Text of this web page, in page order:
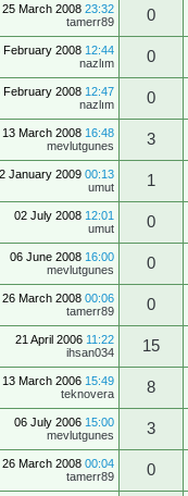
25 March 2008 23:32
tamerr89
0
February 2008 12:44
nazlım
0
February 2008 12:47
nazlım
0
13 March 2008 16:48
mevlutgunes
3
January 2009 00:13
umut
1
02 July 2008 12:01
umut
0
06 June 2008 16:00
mevlutgunes
0
26 March 2008 00:06
tamerr89
0
21 April 2006 11:22
ihsan034
15
13 March 2006 15:49
teknovera
8
06 July 2006 15:00
mevlutgunes
3
26 March 2008 00:04
tamerr89
0